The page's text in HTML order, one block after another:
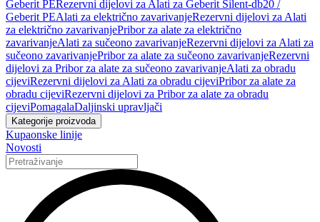
Geberit PERezervni dijelovi za Alati za Geberit Silent-db20 /
Geberit PEAlati za električno zavarivanjeRezervni dijelovi za Alati
za električno zavarivanjePribor za alate za električno
zavarivanjeAlati za sučeono zavarivanjeRezervni dijelovi za Alati za
sučeono zavarivanjePribor za alate za sučeono zavarivanjeRezervni
dijelovi za Pribor za alate za sučeono zavarivanjeAlati za obradu
cijeviRezervni dijelovi za Alati za obradu cijeviPribor za alate za
obradu cijeviRezervni dijelovi za Pribor za alate za obradu
cijeviPomagalaDaljinski upravljači
Kategorije proizvoda
Kupaonske linije
Novosti